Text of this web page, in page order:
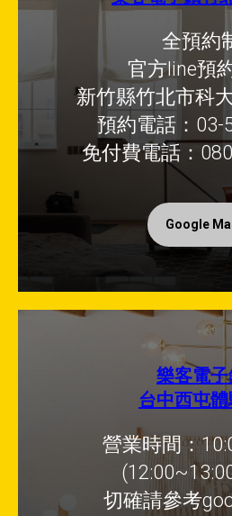
全預約
官方line預
新竹縣竹北市科
預約電話：03-
免付費電話：
Google
樂客電
台中西屯
營業時間：
切確請參考